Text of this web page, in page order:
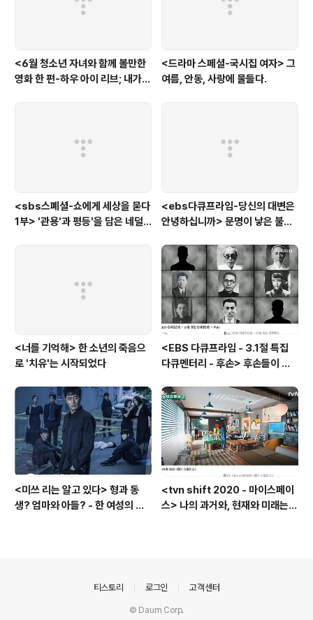
<6월 청소년 자녀와 함께 볼만한
영화 한 편-하우 아이 리브; 내가
<드라마 스페셜-국시집 여자> 그
여름, 안동, 사랑에 물들다.
<sbs스폐셜-쇼에게 세상을 묻다
1부> '관용'과 평등'을 담은 네덜
<ebs다큐프라임-당신의 대변은
안녕하십니까> 문명이 낳은 불치
<너를 기억해> 한 소년의 죽음으
로 '치유'는 시작되었다
<EBS 다큐프라임 - 3.1절 특집
다큐멘터리 - 후손> 후손들이 말
고 후손들이 짊어진 삶의 무게
<미쓰 리는 알고 있다> 형과 동
생? 엄마와 아들? - 한 여성의 죽
<tvn shift 2020 - 마이스페이
스> 나의 과거와, 현재와 미래는
티스토리 로그인 고객센터
© Daum Corp.